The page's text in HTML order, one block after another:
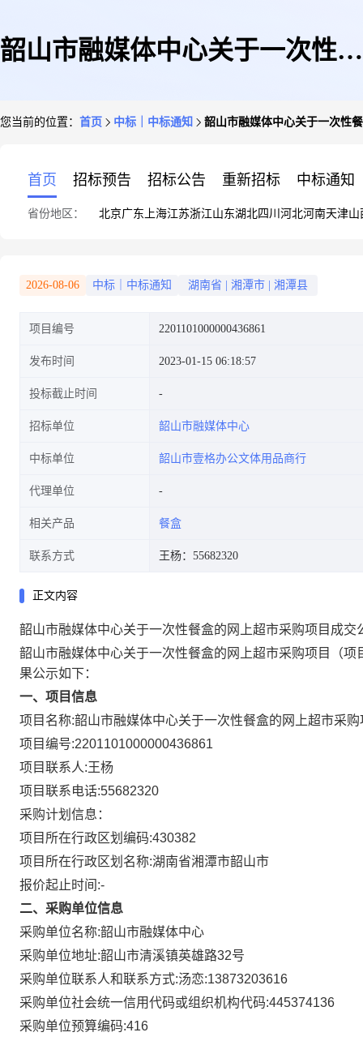
韶山市融媒体中心关于一次性餐
您当前的位置： 首页 中标｜中标通知 韶山市融媒体中心关于一次性
首页 招标预告 招标公告 重新招标 中标通知
省份地区： 北京广东 上海江苏浙江山东湖北四川 河北河南天津山
2026-08-06 中标｜中标通知 湖南省 湘潭市 湘潭县
项目编号 2201101000000436861
发布时间 2023-01-15 06:18:57
投标截止时间
招标单位 韶山市融媒体中心
中标单位 韶山市壹格办公文体用品商行
代理单位
相关产品 餐盒
联系方式 王杨：55682320
正文内容
韶山市融媒体中心关于一次性餐盒的网上超市采购项目成交
韶山市融媒体中心关于一次性餐盒的网上超市采购项目
（
果公示如下：
一、项目信息
项目名称:韶山市融媒体中心关于一次性餐盒的网上超市采购
项目编号:2201101000000436861
项目联系人:王杨
项目联系电话:55682320
采购计划信息：
项目所在行政区划编码:430382
项目所在行政区划名称:湖南省湘潭市韶山市
报价起止时间:-
二、采购单位信息
采购单位名称:韶山市融媒体中心
采购单位地址:韶山市清溪镇英雄路32号
采购单位联系人和联系方式:汤恋:13873203616
采购单位社会统一信用代码或组织机构代码:445374136
采购单位预算编码:416